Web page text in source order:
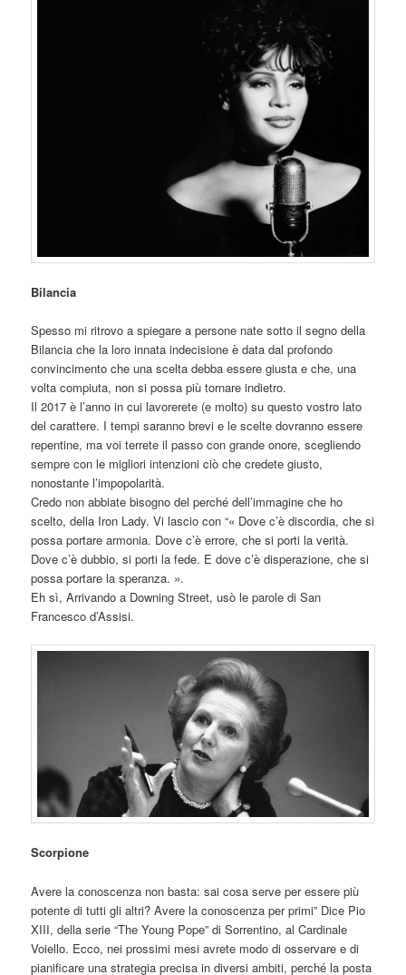
Bilancia
Spesso mi ritrovo a spiegare a persone nate sotto il segno della
Bilancia che la loro innata indecisione è data dal profondo
convincimento che una scelta debba essere giusta e che, una
volta compiuta, non si possa più tornare indietro.
Il 2017 è l’anno in cui lavorerete (e molto) su questo vostro lato
del carattere. I tempi saranno brevi e le scelte dovranno essere
repentine, ma voi terrete il passo con grande onore, scegliendo
sempre con le migliori intenzioni ciò che credete giusto,
nonostante l’impopolarità.
Credo non abbiate bisogno del perché dell’immagine che ho
scelto, della Iron Lady. Vi lascio con “« Dove c’è discordia, che si
possa portare armonia. Dove c’è errore, che si porti la verità.
Dove c’è dubbio, si porti la fede. E dove c’è disperazione, che si
possa portare la speranza. ».
Eh sì, Arrivando a Downing Street, usò le parole di San
Francesco d’Assisi.
Scorpione
Avere la conoscenza non basta: sai cosa serve per essere più
potente di tutti gli altri? Avere la conoscenza per primi” Dice Pio
XIII, della serie “The Young Pope” di Sorrentino, al Cardinale
Voiello. Ecco, nei prossimi mesi avrete modo di osservare e di
pianificare una strategia precisa in diversi ambiti, perché la posta